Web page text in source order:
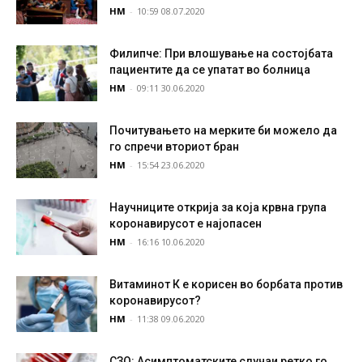
НМ - 10:59 08.07.2020
Филипче: При влошување на состојбата
пациентите да се упатат во болница
НМ - 09:11 30.06.2020
Почитувањето на мерките би можело да
го спречи вториот бран
НМ - 15:54 23.06.2020
Научниците открија за која крвна група
коронавирусот е најопасен
НМ - 16:16 10.06.2020
Витаминот К е корисен во борбата против
коронавирусот?
НМ - 11:38 09.06.2020